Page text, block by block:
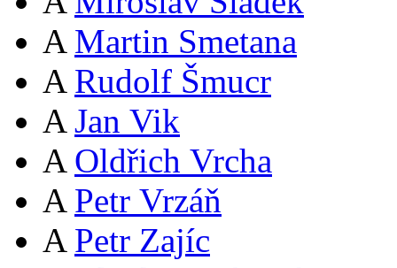
A Martin Smetana
A Rudolf Šmucr
A Jan Vik
A Oldřich Vrcha
A Petr Vrzáň
A Petr Zajíc